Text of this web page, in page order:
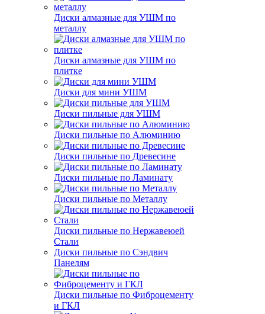
Диски алмазные для УШМ по
металлу
Диски алмазные для УШМ по
плитке
Диски для мини УШМ
Диски пильные для УШМ
Диски пильные по Алюминию
Диски пильные по Древесине
Диски пильные по Ламинату
Диски пильные по Металлу
Диски пильные по Нержавеюей
Стали
Диски пильные по Сэндвич
Панелям
Диски пильные по Фиброцементу
и ГКЛ